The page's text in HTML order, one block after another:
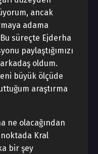
ancak
adama
süreçte Ejderha
paylaştığımızı
oldum.
büyük ölçüde
araştırma
ne olacağından
Kral
bir şey